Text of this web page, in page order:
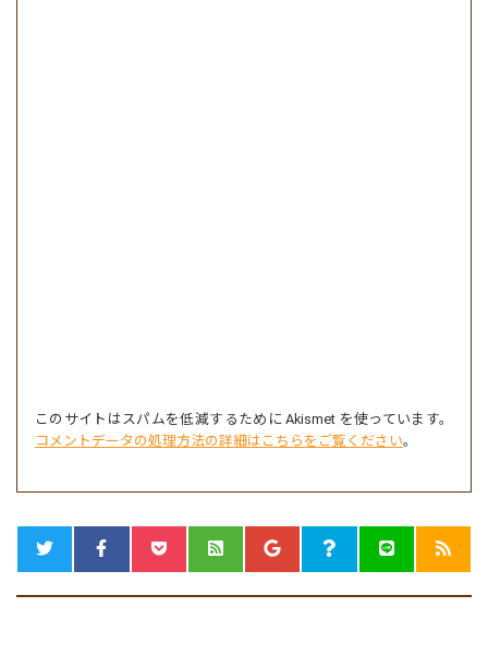
このサイトはスパムを低減するために Akismet を使っています。
コメントデータの処理方法の詳細はこちらをご覧ください。